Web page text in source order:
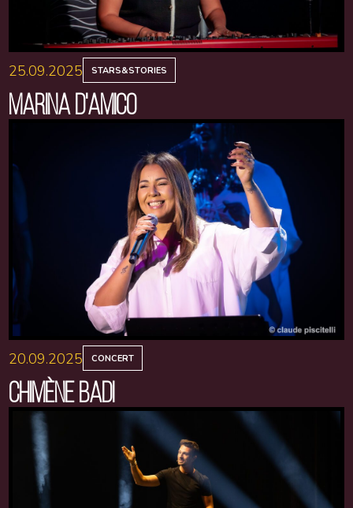
25.09.2025 STARS&STORIES
MARINA D'AMICO
20.09.2025 CONCERT
CHIMÈNE BADI